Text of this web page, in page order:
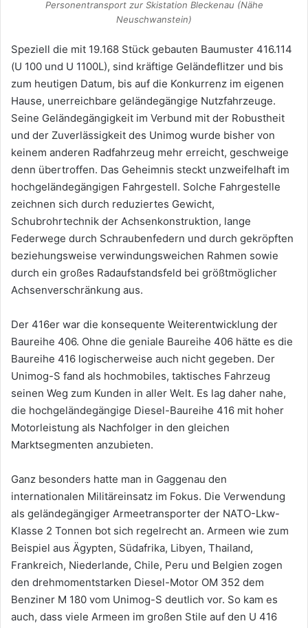
Personentransport zur Skistation Bleckenau (Nähe
Neuschwanstein)
Speziell die mit 19.168 Stück gebauten Baumuster 416.114
(U 100 und U 1100L), sind kräftige Geländeflitzer und bis
zum heutigen Datum, bis auf die Konkurrenz im eigenen
Hause, unerreichbare geländegängige Nutzfahrzeuge.
Seine Geländegängigkeit im Verbund mit der Robustheit
und der Zuverlässigkeit des Unimog wurde bisher von
keinem anderen Radfahrzeug mehr erreicht, geschweige
denn übertroffen. Das Geheimnis steckt unzweifelhaft im
hochgeländegängigen Fahrgestell. Solche Fahrgestelle
zeichnen sich durch reduziertes Gewicht,
Schubrohrtechnik der Achsenkonstruktion, lange
Federwege durch Schraubenfedern und durch gekröpften
beziehungsweise verwindungsweichen Rahmen sowie
durch ein großes Radaufstandsfeld bei größtmöglicher
Achsenverschränkung aus.
Der 416er war die konsequente Weiterentwicklung der
Baureihe 406. Ohne die geniale Baureihe 406 hätte es die
Baureihe 416 logischerweise auch nicht gegeben. Der
Unimog-S fand als hochmobiles, taktisches Fahrzeug
seinen Weg zum Kunden in aller Welt. Es lag daher nahe,
die hochgeländegängige Diesel-Baureihe 416 mit hoher
Motorleistung als Nachfolger in den gleichen
Marktsegmenten anzubieten.
Ganz besonders hatte man in Gaggenau den
internationalen Militäreinsatz im Fokus. Die Verwendung
als geländegängiger Armeetransporter der NATO-Lkw-
Klasse 2 Tonnen bot sich regelrecht an. Armeen wie zum
Beispiel aus Ägypten, Südafrika, Libyen, Thailand,
Frankreich, Niederlande, Chile, Peru und Belgien zogen
den drehmomentstarken Diesel-Motor OM 352 dem
Benziner M 180 vom Unimog-S deutlich vor. So kam es
auch, dass viele Armeen im großen Stile auf den U 416